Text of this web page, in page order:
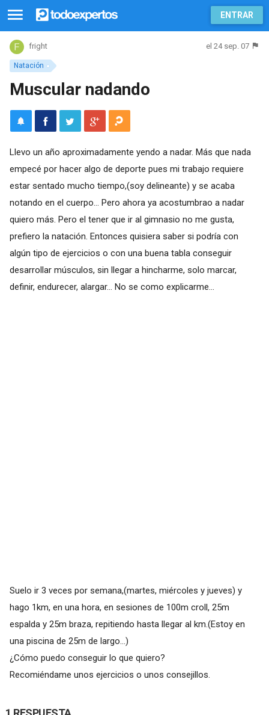
ENTRAR
Natación
fright el 24 sep. 07
Muscular nadando
Llevo un año aproximadamente yendo a nadar. Más que nada
empecé por hacer algo de deporte pues mi trabajo requiere
estar sentado mucho tiempo,(soy delineante) y se acaba
notando en el cuerpo... Pero ahora ya acostumbrao a nadar
quiero más. Pero el tener que ir al gimnasio no me gusta,
prefiero la natación. Entonces quisiera saber si podría con
algún tipo de ejercicios o con una buena tabla conseguir
desarrollar músculos, sin llegar a hincharme, solo marcar,
definir, endurecer, alargar... No se como explicarme...
Suelo ir 3 veces por semana,(martes, miércoles y jueves) y
hago 1km, en una hora, en sesiones de 100m croll, 25m
espalda y 25m braza, repitiendo hasta llegar al km.(Estoy en
una piscina de 25m de largo...)
¿Cómo puedo conseguir lo que quiero?
Recomiéndame unos ejercicios o unos consejillos.